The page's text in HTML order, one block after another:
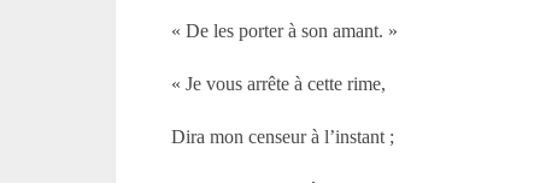
« De les porter à son amant. »
« Je vous arrête à cette rime,
Dira mon censeur à l’instant ;